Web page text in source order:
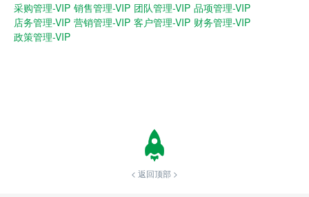
采购管理-VIP 销售管理-VIP 团队管理-VIP 品项管理-VIP
店务管理-VIP 营销管理-VIP 客户管理-VIP 财务管理-VIP
政策管理-VIP
< 返回顶部 >